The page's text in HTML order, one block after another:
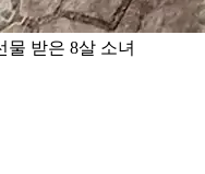
받은 8살 소녀